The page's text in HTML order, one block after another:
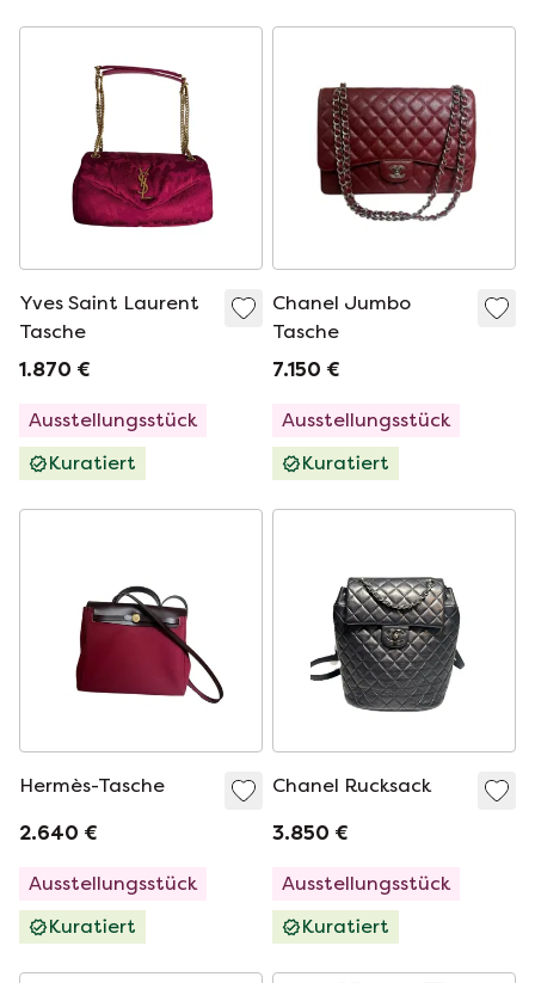
Yves Saint Laurent
Tasche
1.870 €
Ausstellungsstück
Kuratiert
Chanel Jumbo
Tasche
7.150 €
Ausstellungsstück
Kuratiert
Hermès-Tasche
2.640 €
Ausstellungsstück
Kuratiert
Chanel Rucksack
3.850 €
Ausstellungsstück
Kuratiert